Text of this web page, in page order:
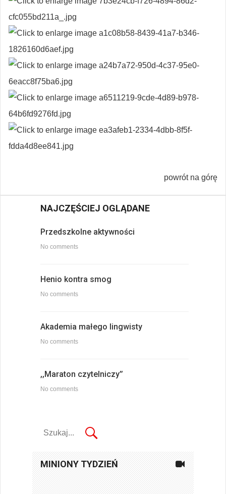
powrót na górę
NAJCZĘŚCIEJ OGLĄDANE
Przedszkolne aktywności
No comments
Henio kontra smog
No comments
Akademia małego lingwisty
No comments
,,Maraton czytelniczy’’
No comments
MINIONY TYDZIEŃ